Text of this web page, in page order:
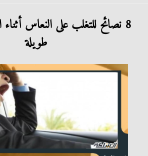
8 نصائح للتغلب على النعاس
طويلة